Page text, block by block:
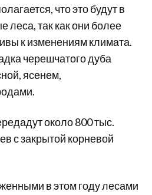
что это будут в
так как они более
к изменениям климата.
черешчатого дуба
ясенем,
около 800 тыс.
с закрытой корневой
в этом году лесами